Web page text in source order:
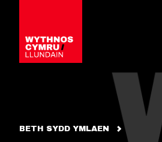
BETH SYDD YMLAEN